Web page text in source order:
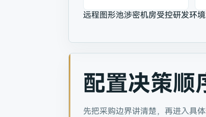
远程图形池涉密机房受控研发环境
配置决策顺
先把采购边界讲清楚，再进入具